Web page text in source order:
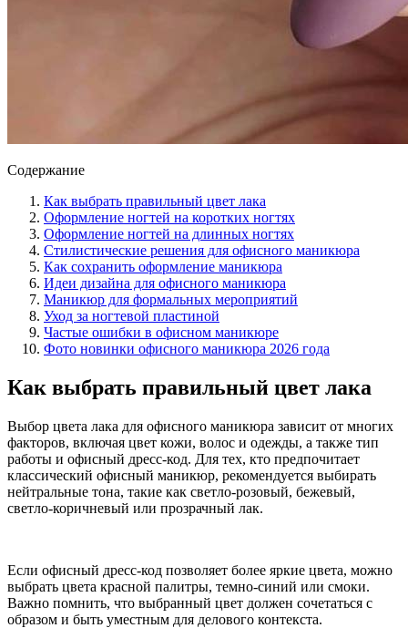
Содержание
Как выбрать правильный цвет лака
Оформление ногтей на коротких ногтях
Оформление ногтей на длинных ногтях
Стилистические решения для офисного маникюра
Как сохранить оформление маникюра
Идеи дизайна для офисного маникюра
Маникюр для формальных мероприятий
Уход за ногтевой пластиной
Частые ошибки в офисном маникюре
Фото новинки офисного маникюра 2026 года
Как выбрать правильный цвет лака
Выбор цвета лака для офисного маникюра зависит от многих
факторов, включая цвет кожи, волос и одежды, а также тип
работы и офисный дресс-код. Для тех, кто предпочитает
классический офисный маникюр, рекомендуется выбирать
нейтральные тона, такие как светло-розовый, бежевый,
светло-коричневый или прозрачный лак.
Если офисный дресс-код позволяет более яркие цвета, можно
выбрать цвета красной палитры, темно-синий или смоки.
Важно помнить, что выбранный цвет должен сочетаться с
образом и быть уместным для делового контекста.